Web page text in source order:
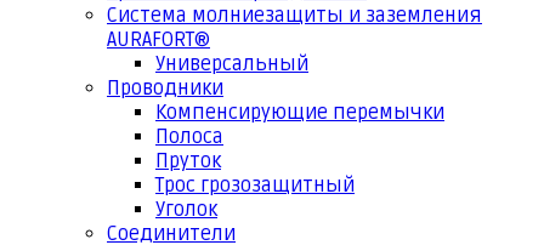
Система молниезащиты и заземления
AURAFORT®
Универсальный
Проводники
Компенсирующие перемычки
Полоса
Пруток
Трос грозозащитный
Уголок
Соединители